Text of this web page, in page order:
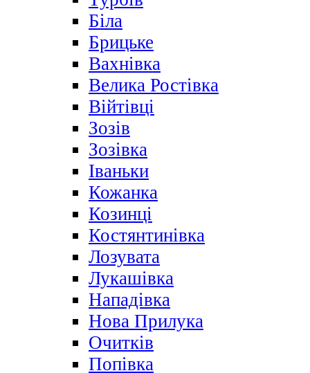
Біла
Брицьке
Вахнівка
Велика Ростівка
Війтівці
Зозів
Зозівка
Іваньки
Кожанка
Козинці
Костянтинівка
Лозувата
Лукашівка
Нападівка
Нова Прилука
Очитків
Попівка